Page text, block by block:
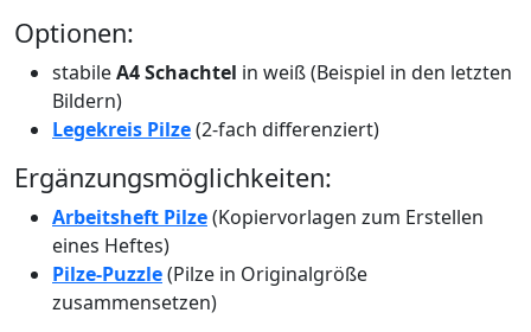
Optionen:
stabileA4 Schachtel in weiß (Beispiel in den letzten
Bildern)
Legekreis Pilze(2-fach differenziert)
Ergänzungsmöglichkeiten:
Arbeitsheft Pilze(Kopiervorlagen zum Erstellen
eines Heftes)
Pilze-Puzzle(Pilze in Originalgröße
zusammensetzen)